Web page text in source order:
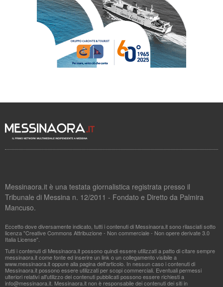
Messinaora.it è una testata giornalistica registrata presso il
Tribunale di Messina n. 12/2011 - Fondato e Diretto da Palmira
Mancuso.
Eccetto dove diversamente indicato, tutti i contenuti di Messinaora.it sono rilasciati sotto
licenza "Creative Commons Attribuzione - Non commerciale - Non opere derivate 3.0
Italia License".
Tutti i contenuti di Messinaora.it possono quindi essere utilizzati a patto di citare sempre
messinaora.it come fonte ed inserire un link o un collegamento visibile a
www.messinaora.it oppure alla pagina dell'articolo. In nessun caso i contenuti di
Messinaora.it possono essere utilizzati per scopi commerciali. Eventuali permessi
ulteriori relativi all'utilizzo dei contenuti pubblicati possono essere richiesti a
info@messinaora.it . Messinaora.it non è responsabile dei contenuti dei siti in